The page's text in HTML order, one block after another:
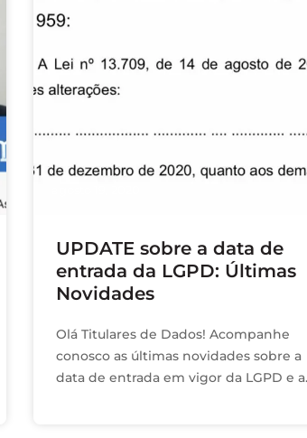
UPDATE sobre a data de
entrada da LGPD: Últimas
Novidades
Olá Titulares de Dados! Acompanhe
conosco as últimas novidades sobre a
data de entrada em vigor da LGPD e a